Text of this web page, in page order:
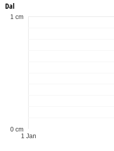
Dal
1 Jan
0 cm
1 cm